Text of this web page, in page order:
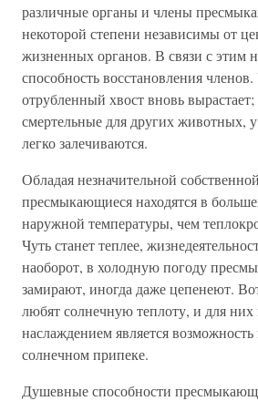
различные органы и члены
некоторой степени независимы от
жизненных органов. В связи с этим
способность восстановления
отрубленный хвост вновь
смертельные для других животных,
легко залечиваются.
Обладая незначительной
пресмыкающиеся находятся в
наружной температуры, чем
Чуть станет теплее,
наоборот, в холодную погоду
замирают, иногда даже цепенеют.
любят солнечную теплоту, и для
наслаждением является возможность
солнечном припеке.
Душевные способности